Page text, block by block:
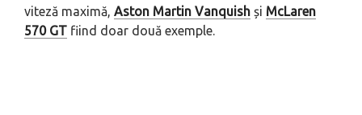
viteză maximă, Aston Martin Vanquish și McLaren
570 GT fiind doar două exemple.